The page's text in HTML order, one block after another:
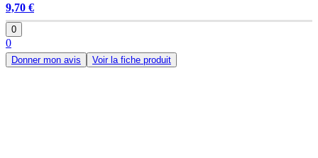
9,70 €
0
0
Donner mon avis Voir la fiche produit